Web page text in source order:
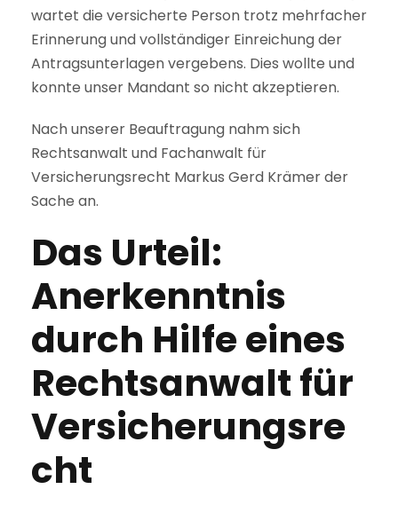
wartet die versicherte Person trotz mehrfacher
Erinnerung und vollständiger Einreichung der
Antragsunterlagen vergebens. Dies wollte und
konnte unser Mandant so nicht akzeptieren.
Nach unserer Beauftragung nahm sich
Rechtsanwalt und Fachanwalt für
Versicherungsrecht Markus Gerd Krämer der
Sache an.
Das Urteil:
Anerkenntnis
durch Hilfe eines
Rechtsanwalt für
Versicherungsre
cht